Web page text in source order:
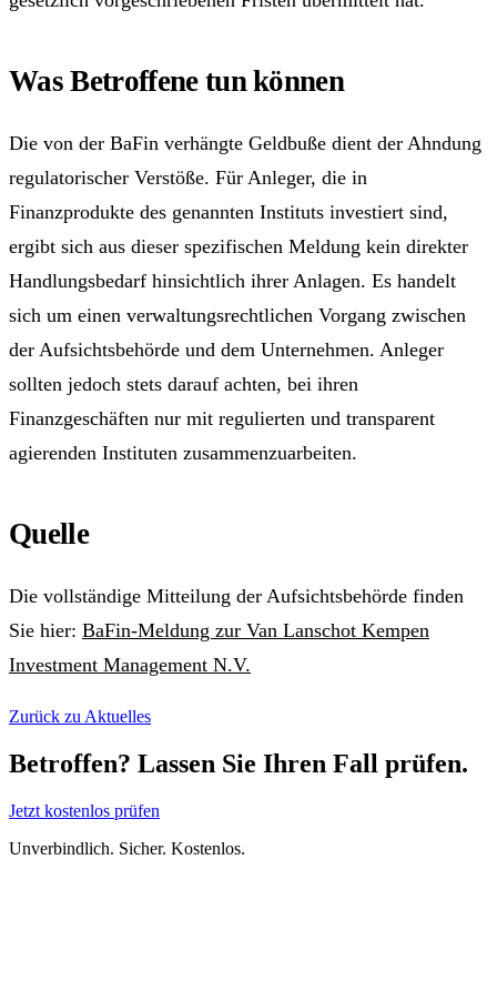
Was Betroffene tun können
Die von der BaFin verhängte Geldbuße dient der Ahndung
regulatorischer Verstöße. Für Anleger, die in
Finanzprodukte des genannten Instituts investiert sind,
ergibt sich aus dieser spezifischen Meldung kein direkter
Handlungsbedarf hinsichtlich ihrer Anlagen. Es handelt
sich um einen verwaltungsrechtlichen Vorgang zwischen
der Aufsichtsbehörde und dem Unternehmen. Anleger
sollten jedoch stets darauf achten, bei ihren
Finanzgeschäften nur mit regulierten und transparent
agierenden Instituten zusammenzuarbeiten.
Quelle
Die vollständige Mitteilung der Aufsichtsbehörde finden
Sie hier: BaFin-Meldung zur Van Lanschot Kempen
Investment Management N.V.
Zurück zu Aktuelles
Betroffen? Lassen Sie Ihren Fall prüfen.
Jetzt kostenlos prüfen
Unverbindlich. Sicher. Kostenlos.